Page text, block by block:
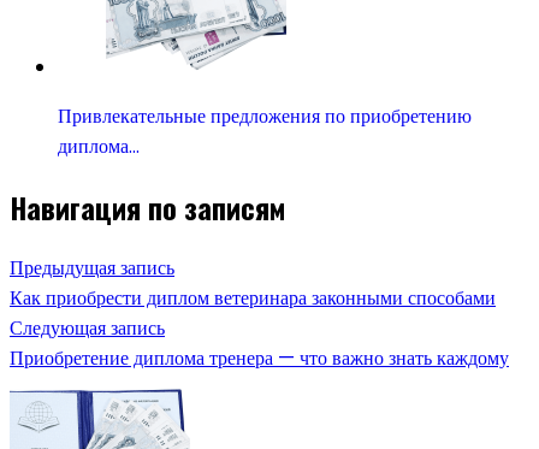
Привлекательные предложения по приобретению
диплома…
Навигация по записям
Предыдущая запись
Как приобрести диплом ветеринара законными способами
Следующая запись
Приобретение диплома тренера — что важно знать каждому